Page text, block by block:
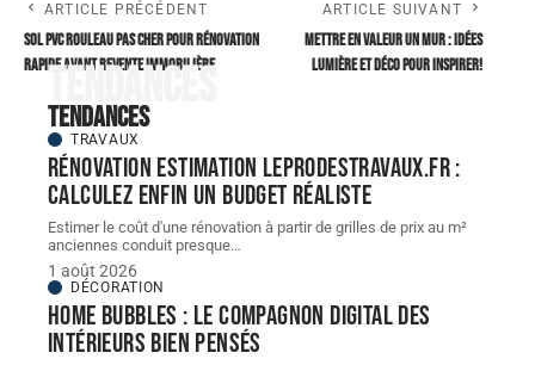
ARTICLE PRÉCÉDENT
Sol PVC rouleau pas cher pour rénovation
rapide avant revente immobilière
ARTICLE SUIVANT
Mettre en valeur un mur : idées
lumière et déco pour inspirer!
Tendances
Tendances
TRAVAUX
Rénovation estimation leprodestravaux.fr :
calculez enfin un budget réaliste
Estimer le coût d'une rénovation à partir de grilles de prix au m²
anciennes conduit presque…
1 août 2026
DÉCORATION
Home bubbles : le compagnon digital des
intérieurs bien pensés